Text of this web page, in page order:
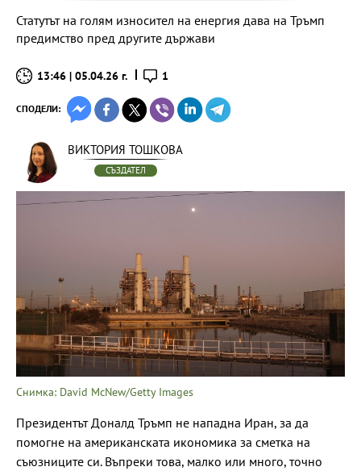
Статутът на голям износител на енергия дава на Тръмп
предимство пред другите държави
13:46 | 05.04.26 г. 1
СПОДЕЛИ:
ВИКТОРИЯ ТОШКОВА
СЪЗДАТЕЛ
Снимка: David McNew/Getty Images
Президентът Доналд Тръмп не нападна Иран, за да
помогне на американската икономика за сметка на
съюзниците си. Въпреки това, малко или много, точно